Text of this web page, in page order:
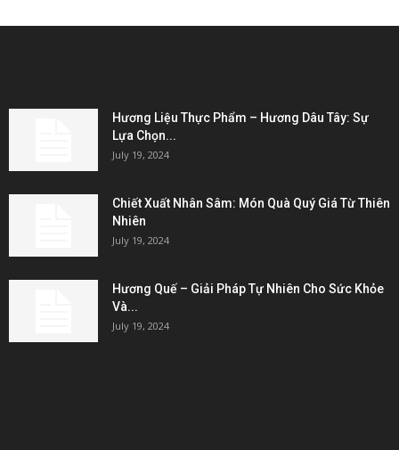
Hương Liệu Thực Phẩm – Hương Dâu Tây: Sự
Lựa Chọn...
July 19, 2024
Chiết Xuất Nhân Sâm: Món Quà Quý Giá Từ Thiên
Nhiên
July 19, 2024
Hương Quế – Giải Pháp Tự Nhiên Cho Sức Khỏe
Và...
July 19, 2024